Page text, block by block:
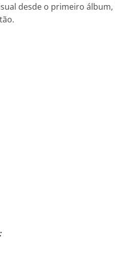
desde o primeiro álbum,